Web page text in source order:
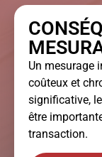
Un mesurage
coûteux et
significative,
être
transaction.